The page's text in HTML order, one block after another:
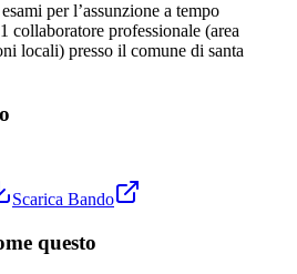
per l’assunzione a tempo
collaboratore professionale (area
locali) presso il comune di santa
Scarica Bando
questo